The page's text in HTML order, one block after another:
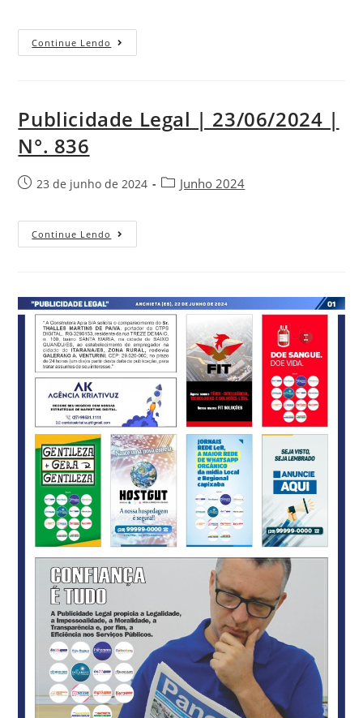
Continue Lendo
Publicidade Legal | 23/06/2024 |
N°. 836
23 de junho de 2024 Junho 2024
Continue Lendo